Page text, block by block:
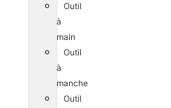
Outil
à
main
Outil
à
manche
Outil